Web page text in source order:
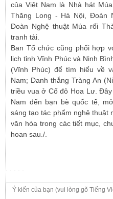
của Việt Nam là Nhà hát
Thăng Long - Hà Nội, Đoàn
Đoàn Nghệ thuật Múa rối
tranh tài.
Ban Tổ chức cũng phối hợp
lịch tỉnh Vĩnh Phúc và Ninh
(Vĩnh Phúc) để tìm hiểu về
Nam; Danh thắng Tràng An
triều vua ở Cố đô Hoa Lư.
Nam đến bạn bè quốc tế,
sáng tạo tác phẩm nghệ thuật
văn hóa trong các tiết mục,
hoan sau./.
. . . . .